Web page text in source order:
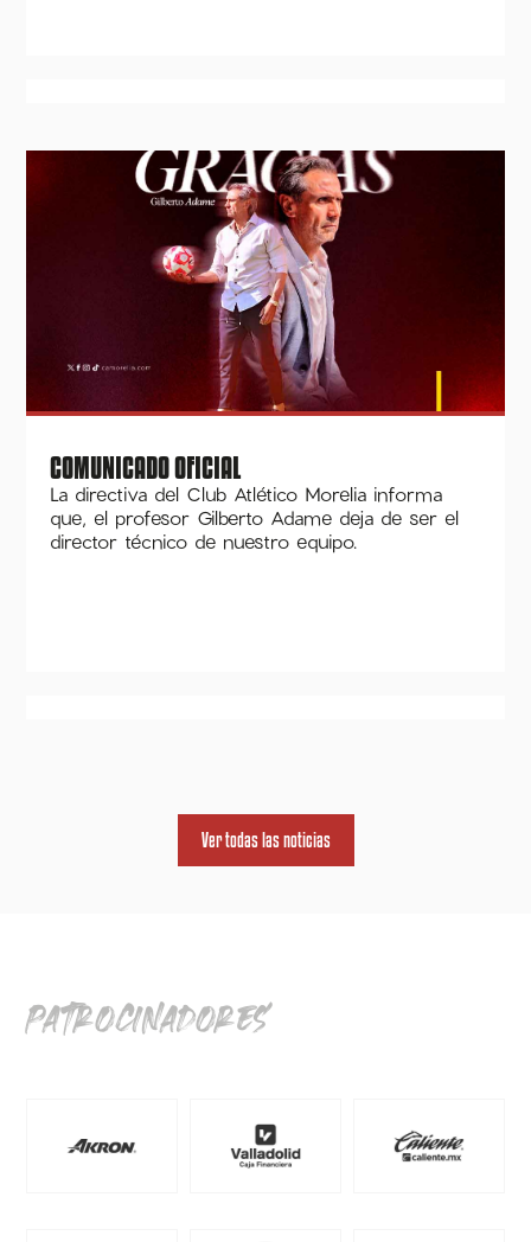
COMUNICADO OFICIAL
La directiva del Club Atlético Morelia informa
que, el profesor Gilberto Adame deja de ser el
director técnico de nuestro equipo.
Ver todas las noticias
patrocinadores